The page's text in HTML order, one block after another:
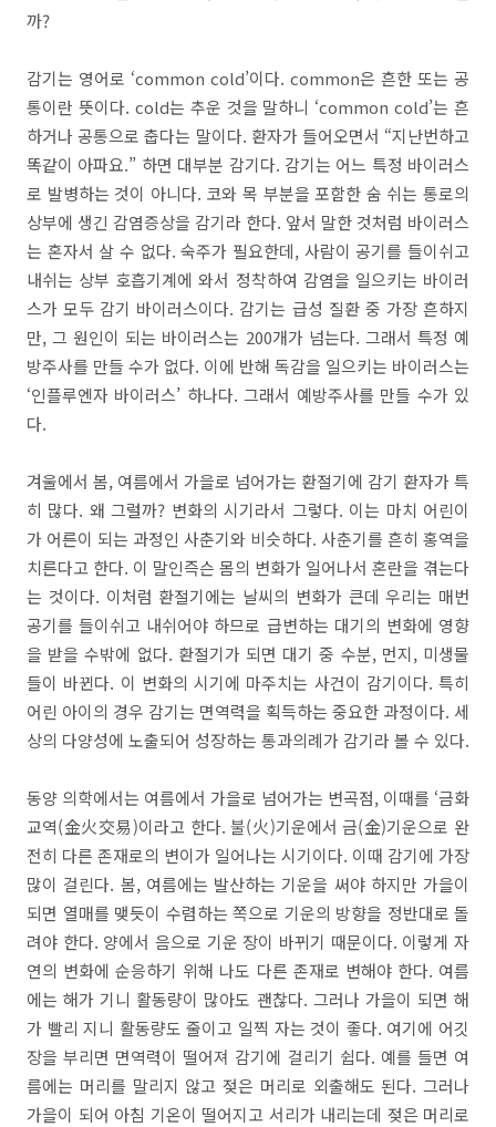
까?
감기는 영어로 ‘common cold’이다. common은 흔한 또는 공
통이란 뜻이다. cold는 추운 것을 말하니 ‘common cold’는 흔
하거나 공통으로 춥다는 말이다. 환자가 들어오면서 “지난번하고
똑같이 아파요.” 하면 대부분 감기다. 감기는 어느 특정 바이러스
로 발병하는 것이 아니다. 코와 목 부분을 포함한 숨 쉬는 통로의
상부에 생긴 감염증상을 감기라 한다. 앞서 말한 것처럼 바이러스
는 혼자서 살 수 없다. 숙주가 필요한데, 사람이 공기를 들이쉬고
내쉬는 상부 호흡기계에 와서 정착하여 감염을 일으키는 바이러
스가 모두 감기 바이러스이다. 감기는 급성 질환 중 가장 흔하지
만, 그 원인이 되는 바이러스는 200개가 넘는다. 그래서 특정 예
방주사를 만들 수가 없다. 이에 반해 독감을 일으키는 바이러스는
‘인플루엔자 바이러스’ 하나다. 그래서 예방주사를 만들 수가 있
다.
겨울에서 봄, 여름에서 가을로 넘어가는 환절기에 감기 환자가 특
히 많다. 왜 그럴까? 변화의 시기라서 그렇다. 이는 마치 어린이
가 어른이 되는 과정인 사춘기와 비슷하다. 사춘기를 흔히 홍역을
치른다고 한다. 이 말인즉슨 몸의 변화가 일어나서 혼란을 겪는다
는 것이다. 이처럼 환절기에는 날씨의 변화가 큰데 우리는 매번
공기를 들이쉬고 내쉬어야 하므로 급변하는 대기의 변화에 영향
을 받을 수밖에 없다. 환절기가 되면 대기 중 수분, 먼지, 미생물
들이 바뀐다. 이 변화의 시기에 마주치는 사건이 감기이다. 특히
어린 아이의 경우 감기는 면역력을 획득하는 중요한 과정이다. 세
상의 다양성에 노출되어 성장하는 통과의례가 감기라 볼 수 있다.
동양 의학에서는 여름에서 가을로 넘어가는 변곡점, 이때를 ‘금화
교역(金火交易)이라고 한다. 불(火)기운에서 금(金)기운으로 완
전히 다른 존재로의 변이가 일어나는 시기이다. 이때 감기에 가장
많이 걸린다. 봄, 여름에는 발산하는 기운을 써야 하지만 가을이
되면 열매를 맺듯이 수렴하는 쪽으로 기운의 방향을 정반대로 돌
려야 한다. 양에서 음으로 기운 장이 바뀌기 때문이다. 이렇게 자
연의 변화에 순응하기 위해 나도 다른 존재로 변해야 한다. 여름
에는 해가 기니 활동량이 많아도 괜찮다. 그러나 가을이 되면 해
가 빨리 지니 활동량도 줄이고 일찍 자는 것이 좋다. 여기에 어깃
장을 부리면 면역력이 떨어져 감기에 걸리기 쉽다. 예를 들면 여
름에는 머리를 말리지 않고 젖은 머리로 외출해도 된다. 그러나
가을이 되어 아침 기온이 떨어지고 서리가 내리는데 젖은 머리로